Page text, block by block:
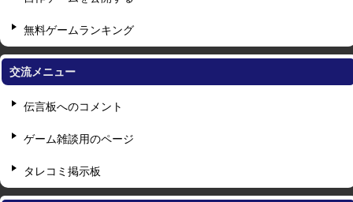
無料ゲームランキング
交流メニュー
伝言板へのコメント
ゲーム雑談用のページ
タレコミ掲示板